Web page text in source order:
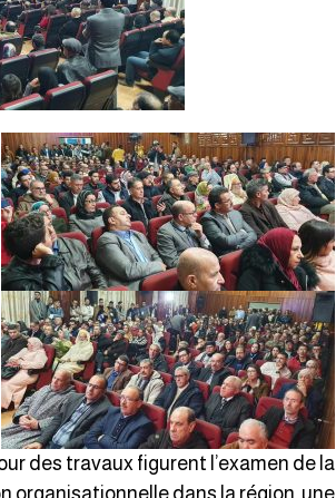
des travaux figurent l’examen de
organisationnelle dans la région,